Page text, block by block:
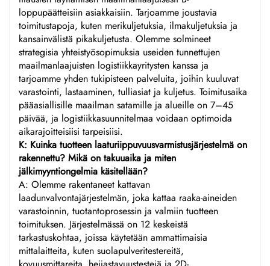
loppupäätteisiin asiakkaisiin. Tarjoamme joustavia
toimitustapoja, kuten merikuljetuksia, ilmakuljetuksia ja
kansainvälistä pikakuljetusta. Olemme solmineet
strategisia yhteistyösopimuksia useiden tunnettujen
maailmanlaajuisten logistiikkayritysten kanssa ja
tarjoamme yhden tukipisteen palveluita, joihin kuuluvat
varastointi, lastaaminen, tulliasiat ja kuljetus. Toimitusaika
pääasiallisille maailman satamille ja alueille on 7–45
päivää, ja logistiikkasuunnitelmaa voidaan optimoida
aikarajoitteisiisi tarpeisiisi.
K: Kuinka tuotteen laaturiippuvuusvarmistusjärjestelmä on
rakennettu? Mikä on takuuaika ja miten
jälkimyyntiongelmia käsitellään?
A: Olemme rakentaneet kattavan
laadunvalvontajärjestelmän, joka kattaa raaka-aineiden
varastoinnin, tuotantoprosessin ja valmiin tuotteen
toimituksen. Järjestelmässä on 12 keskeistä
tarkastuskohtaa, joissa käytetään ammattimaisia
mittalaitteita, kuten suolapulveritestereitä,